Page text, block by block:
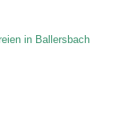
in Ballersbach